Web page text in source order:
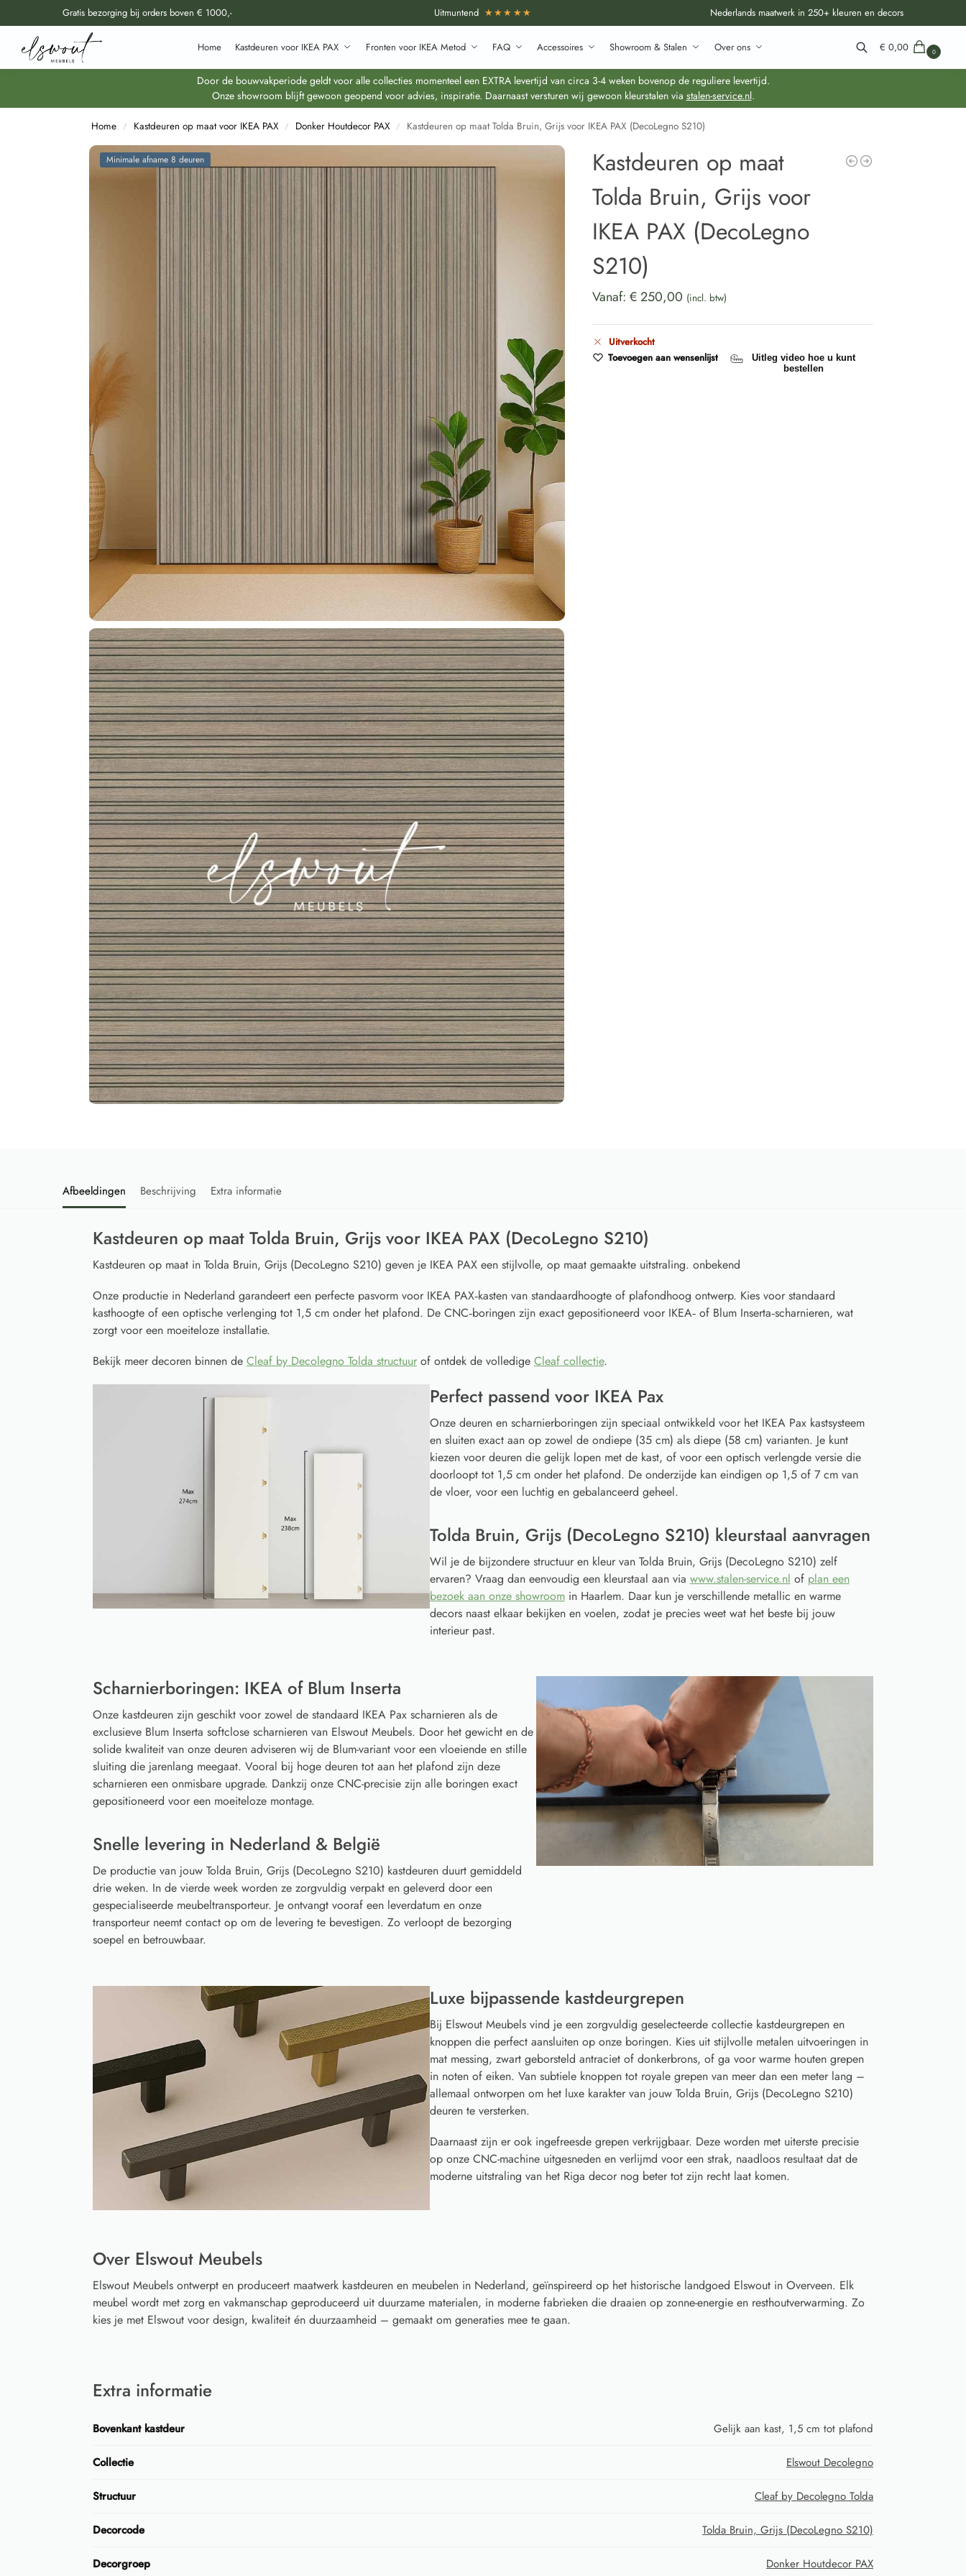
Gratis bezorging bij orders boven € 1000,- Uitmuntend ★★★★★ Nederlands maatwerk in 250+ kleuren en decors
Home Kastdeuren voor IKEA PAX Fronten voor IKEA Metod FAQ Accessoires Showroom & Stalen Over ons
Doorzoek al onze producten
Zoeken
€ 0,00 0
Door de bouwvakperiode geldt voor alle collecties momenteel een EXTRA levertijd van circa 3-4 weken bovenop de reguliere levertijd.
Onze showroom blijft gewoon geopend voor advies, inspiratie. Daarnaast versturen wij gewoon kleurstalen via stalen-service.nl.
Home / Kastdeuren op maat voor IKEA PAX / Donker Houtdecor PAX / Kastdeuren op maat Tolda Bruin, Grijs voor IKEA PAX (DecoLegno S210)
Minimale afname 8 deuren
Kastdeuren op maat
Tolda Bruin, Grijs voor
IKEA PAX (DecoLegno
S210)
Vanaf:€250,00 (incl. btw)
Uitverkocht
Toevoegen aan wensenlijst
Uitleg video hoe u kunt
bestellen
Afbeeldingen Beschrijving Extra informatie
Kastdeuren op maat Tolda Bruin, Grijs voor IKEA PAX (DecoLegno S210)
Kastdeuren op maat in Tolda Bruin, Grijs (DecoLegno S210) geven je IKEA PAX een stijlvolle, op maat gemaakte uitstraling. onbekend
Onze productie in Nederland garandeert een perfecte pasvorm voor IKEA PAX‑kasten van standaardhoogte of plafondhoog ontwerp. Kies voor standaard
kasthoogte of een optische verlenging tot 1,5 cm onder het plafond. De CNC‑boringen zijn exact gepositioneerd voor IKEA‑ of Blum Inserta‑scharnieren, wat
zorgt voor een moeiteloze installatie.
Bekijk meer decoren binnen de Cleaf by Decolegno Tolda structuurof ontdek de volledige Cleaf collectie.
Perfect passend voor IKEA Pax
Onze deuren en scharnierboringen zijn speciaal ontwikkeld voor het IKEA Pax kastsysteem
en sluiten exact aan op zowel de ondiepe (35 cm) als diepe (58 cm) varianten. Je kunt
kiezen voor deuren die gelijk lopen met de kast, of voor een optisch verlengde versie die
doorloopt tot 1,5 cm onder het plafond. De onderzijde kan eindigen op 1,5 of 7 cm van
de vloer, voor een luchtig en gebalanceerd geheel.
Tolda Bruin, Grijs (DecoLegno S210) kleurstaal aanvragen
Wil je de bijzondere structuur en kleur van Tolda Bruin, Grijs (DecoLegno S210) zelf
ervaren? Vraag dan eenvoudig een kleurstaal aan via www.stalen-service.nl of plan een
bezoek aan onze showroomin Haarlem. Daar kun je verschillende metallic en warme
decors naast elkaar bekijken en voelen, zodat je precies weet wat het beste bij jouw
interieur past.
Scharnierboringen: IKEA of Blum Inserta
Onze kastdeuren zijn geschikt voor zowel de standaard IKEA Pax scharnieren als de
exclusieve Blum Inserta softclose scharnieren van Elswout Meubels. Door het gewicht en de
solide kwaliteit van onze deuren adviseren wij de Blum-variant voor een vloeiende en stille
sluiting die jarenlang meegaat. Vooral bij hoge deuren tot aan het plafond zijn deze
scharnieren een onmisbare upgrade. Dankzij onze CNC-precisie zijn alle boringen exact
gepositioneerd voor een moeiteloze montage.
Snelle levering in Nederland & België
De productie van jouw Tolda Bruin, Grijs (DecoLegno S210) kastdeuren duurt gemiddeld
drie weken. In de vierde week worden ze zorgvuldig verpakt en geleverd door een
gespecialiseerde meubeltransporteur. Je ontvangt vooraf een leverdatum en onze
transporteur neemt contact op om de levering te bevestigen. Zo verloopt de bezorging
soepel en betrouwbaar.
Luxe bijpassende kastdeurgrepen
Bij Elswout Meubels vind je een zorgvuldig geselecteerde collectie kastdeurgrepen en
knoppen die perfect aansluiten op onze boringen. Kies uit stijlvolle metalen uitvoeringen in
mat messing, zwart geborsteld antraciet of donkerbrons, of ga voor warme houten grepen
in noten of eiken. Van subtiele knoppen tot royale grepen van meer dan een meter lang –
allemaal ontworpen om het luxe karakter van jouw Tolda Bruin, Grijs (DecoLegno S210)
deuren te versterken.
Daarnaast zijn er ook ingefreesde grepen verkrijgbaar. Deze worden met uiterste precisie
op onze CNC-machine uitgesneden en verlijmd voor een strak, naadloos resultaat dat de
moderne uitstraling van het Riga decor nog beter tot zijn recht laat komen.
Over Elswout Meubels
Elswout Meubels ontwerpt en produceert maatwerk kastdeuren en meubelen in Nederland, geïnspireerd op het historische landgoed Elswout in Overveen. Elk
meubel wordt met zorg en vakmanschap geproduceerd uit duurzame materialen, in moderne fabrieken die draaien op zonne-energie en resthoutverwarming. Zo
kies je met Elswout voor design, kwaliteit én duurzaamheid – gemaakt om generaties mee te gaan.
Extra informatie
Bovenkant kastdeur Gelijk aan kast, 1,5 cm tot plafond
Collectie Elswout Decolegno
Structuur Cleaf by Decolegno Tolda
Decorcode Tolda Bruin, Grijs (DecoLegno S210)
Decorgroep Donker Houtdecor PAX